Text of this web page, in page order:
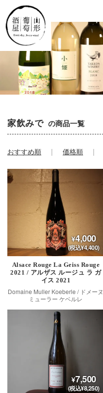
家飲みで の商品一覧
おすすめ順 価格順
4,000
(税込¥4,400)
Alsace Rouge La Geiss Rouge
2021 / アルザス ルージュ ラ ガ
イス 2021
Domaine Muller Koeberle / ドメーヌ
ミューラー ケベルレ
7,500
(税込¥8,250)